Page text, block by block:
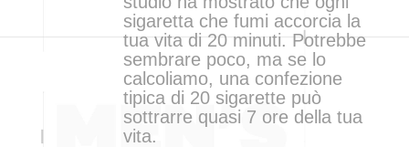
sigaretta che fumi accorcia la
tua vita di 20 minuti. Potrebbe
sembrare poco, ma se lo
calcoliamo, una confezione
tipica di 20 sigarette può
sottrarre quasi 7 ore della tua
vita.